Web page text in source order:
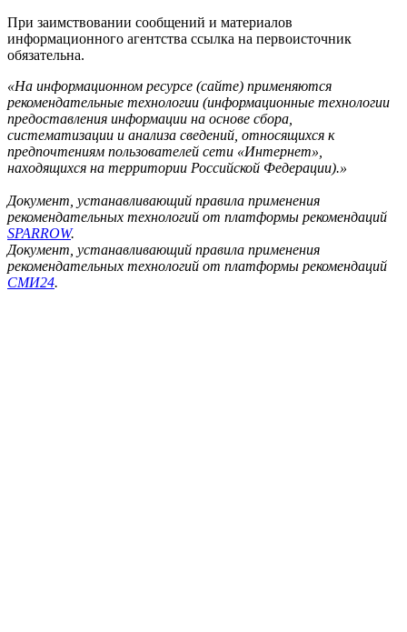
При заимствовании сообщений и материалов
информационного агентства ссылка на первоисточник
обязательна.
«На информационном ресурсе (сайте) применяются
рекомендательные технологии (информационные технологии
предоставления информации на основе сбора,
систематизации и анализа сведений, относящихся к
предпочтениям пользователей сети «Интернет»,
находящихся на территории Российской Федерации).»
Документ, устанавливающий правила применения
рекомендательных технологий от платформы рекомендаций
SPARROW.
Документ, устанавливающий правила применения
рекомендательных технологий от платформы рекомендаций
СМИ24.